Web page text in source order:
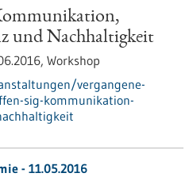
und Nachhaltigkeit
Workshop
vergangene-
sig-kommunikation-
- 11.05.2016